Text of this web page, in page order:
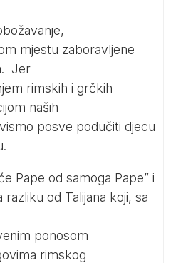
mjestu zaboravljene
Jer
rimskih i grčkih
naših
posve podučiti djecu
Pape od samoga Pape” i
od Talijana koji, sa
ponosom
rimskog